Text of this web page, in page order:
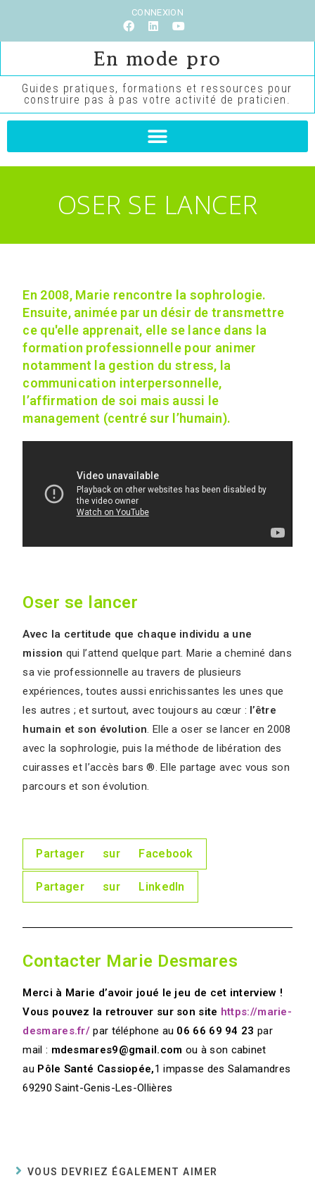
CONNEXION
En mode pro
Guides pratiques, formations et ressources pour
construire pas à pas votre activité de praticien.
OSER SE LANCER
En 2008, Marie rencontre la sophrologie.
Ensuite, animée par un désir de transmettre
ce qu'elle apprenait, elle se lance dans la
formation professionnelle pour animer
notamment la gestion du stress, la
communication interpersonnelle,
l’affirmation de soi mais aussi le
management (centré sur l’humain).
Oser se lancer
Avec la certitude que chaque individu a une
mission qui l’attend quelque part. Marie a cheminé dans
sa vie professionnelle au travers de plusieurs
expériences, toutes aussi enrichissantes les unes que
les autres ; et surtout, avec toujours au cœur : l’être
humain et son évolution. Elle a oser se lancer en 2008
avec la sophrologie, puis la méthode de libération des
cuirasses et l’accès bars ®. Elle partage avec vous son
parcours et son évolution.
Partager sur Facebook
Partager sur LinkedIn
Contacter Marie Desmares
Merci à Marie d’avoir joué le jeu de cet interview !
Vous pouvez la retrouver sur son site https://marie-
desmares.fr/ par téléphone au 06 66 69 94 23 par
mail : mdesmares9@gmail.com ou à son cabinet
au Pôle Santé Cassiopée,1 impasse des Salamandres
69290 Saint-Genis-Les-Ollières
VOUS DEVRIEZ ÉGALEMENT AIMER